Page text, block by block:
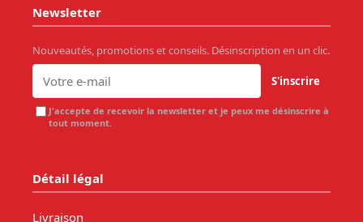
Newsletter
Nouveautés, promotions et conseils. Désinscription en un clic.
S'inscrire
J'accepte de recevoir la newsletter et je peux me désinscrire à
tout moment.
Détail légal
Livraison